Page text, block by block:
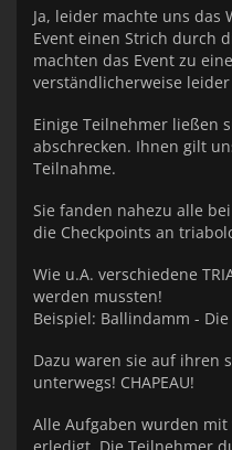
Ja, leider machte uns
Event einen Strich durch
machten das Event zu
verständlicherweise
Einige Teilnehmer ließen
abschrecken. Ihnen gilt
Teilnahme.
Sie fanden nahezu alle
die Checkpoints an
Wie u.A. verschiedene
werden mussten!
Beispiel: Ballindamm -
Dazu waren sie auf ihren
unterwegs! CHAPEAU!
Alle Aufgaben wurden mit